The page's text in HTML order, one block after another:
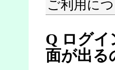
ご利用に
Q ログ
面が出る